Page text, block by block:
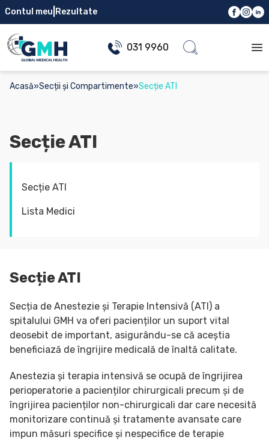
Contul meu Rezultate
031 9960
Acasă»Secții și Compartimente»Secție ATI
Secție ATI
Secție ATI
Lista Medici
Secție ATI
Secția de Anestezie și Terapie Intensivă (ATI) a
spitalului GMH va oferi pacienților un suport vital
deosebit de important, asigurându-se că aceștia
beneficiază de îngrijire medicală de înaltă calitate.
Anestezia și terapia intensivă se ocupă de îngrijirea
perioperatorie a pacienților chirurgicali precum și de
îngrijirea pacienților non-chirurgicali dar care necesită
monitorizare continuă și tratamente avansate care
impun măsuri specifice și nespecifice de terapie